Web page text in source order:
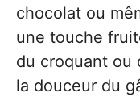
chocolat ou
une touche
du croquant ou
la douceur du